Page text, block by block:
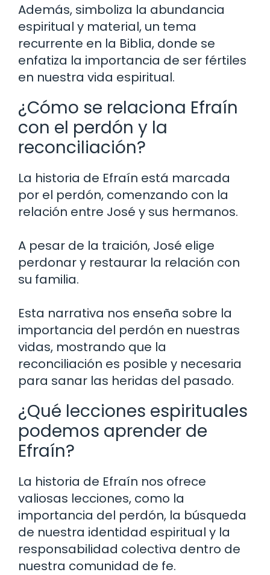
Además, simboliza la abundancia
espiritual y material, un tema
recurrente en la Biblia, donde se
enfatiza la importancia de ser fértiles
en nuestra vida espiritual.
¿Cómo se relaciona Efraín
con el perdón y la
reconciliación?
La historia de Efraín está marcada
por el perdón, comenzando con la
relación entre José y sus hermanos.
A pesar de la traición, José elige
perdonar y restaurar la relación con
su familia.
Esta narrativa nos enseña sobre la
importancia del perdón en nuestras
vidas, mostrando que la
reconciliación es posible y necesaria
para sanar las heridas del pasado.
¿Qué lecciones espirituales
podemos aprender de
Efraín?
La historia de Efraín nos ofrece
valiosas lecciones, como la
importancia del perdón, la búsqueda
de nuestra identidad espiritual y la
responsabilidad colectiva dentro de
nuestra comunidad de fe.